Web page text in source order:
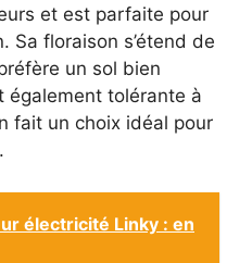
et est parfaite pour
Sa floraison s’étend de
un sol bien
également tolérante à
fait un choix idéal pour
électricité Linky : en